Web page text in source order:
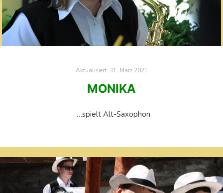
Aktualisiert: 31. März 2021
MONIKA
…spielt Alt-Saxophon